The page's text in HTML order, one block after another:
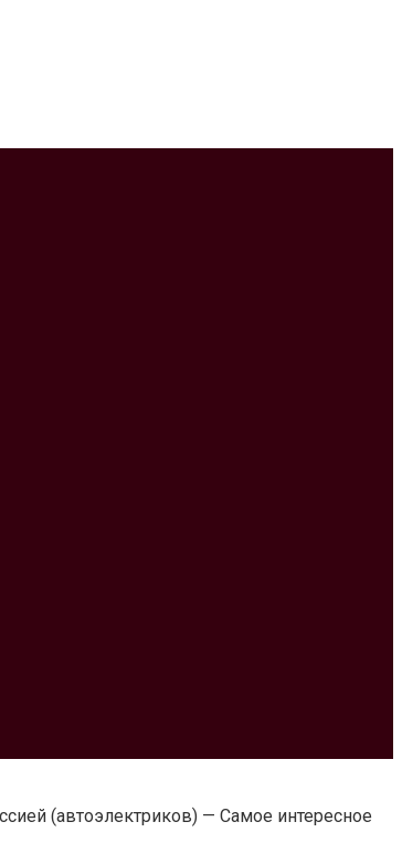
(автоэлектриков) — Самое интересное